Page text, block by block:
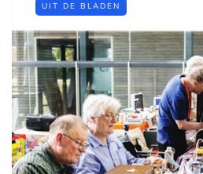
UIT DE BLADEN